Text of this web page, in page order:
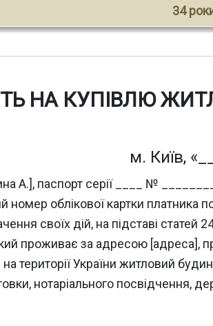
34
НА КУПІВЛЮ
м. Київ,
А.], паспорт серії ____ №
номер облікової картки
своїх дій, на підставі статей
проживає за адресою [адреса],
території України житловий
нотаріального посвідчення,